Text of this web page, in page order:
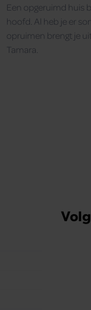
Een opgeruimd huis
hoofd. Al heb je er
opruimen brengt je
Tamara.